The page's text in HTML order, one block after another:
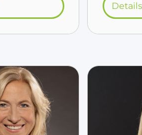
Details